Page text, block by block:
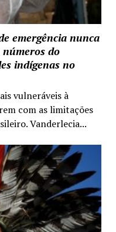
emergência nunca
do
indígenas no
vulneráveis à
com as limitações
Vanderlecia...